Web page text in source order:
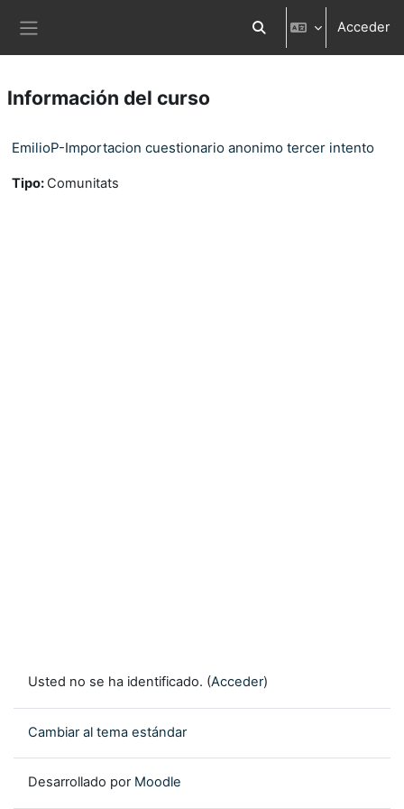
Selector de búsqueda
Acceder
Información del curso
EmilioP-Importacion cuestionario anonimo tercer intento
Tipo: Comunitats
Usted no se ha identificado. (Acceder)
Cambiar al tema estándar
Desarrollado por Moodle